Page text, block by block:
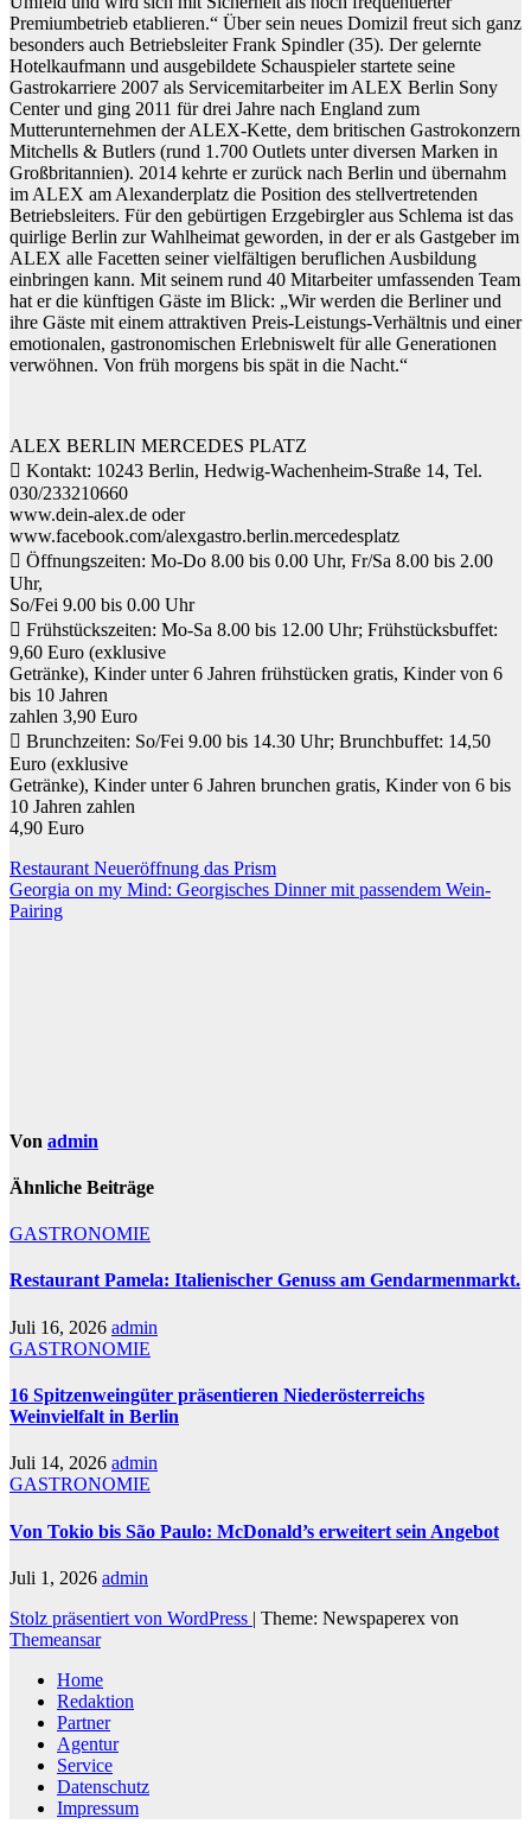
Premiumbetrieb etablieren.“ Über sein neues Domizil freut sich ganz
besonders auch Betriebsleiter Frank Spindler (35). Der gelernte
Hotelkaufmann und ausgebildete Schauspieler startete seine
Gastrokarriere 2007 als Servicemitarbeiter im ALEX Berlin Sony
Center und ging 2011 für drei Jahre nach England zum
Mutterunternehmen der ALEX-Kette, dem britischen Gastrokonzern
Mitchells & Butlers (rund 1.700 Outlets unter diversen Marken in
Großbritannien). 2014 kehrte er zurück nach Berlin und übernahm
im ALEX am Alexanderplatz die Position des stellvertretenden
Betriebsleiters. Für den gebürtigen Erzgebirgler aus Schlema ist das
quirlige Berlin zur Wahlheimat geworden, in der er als Gastgeber im
ALEX alle Facetten seiner vielfältigen beruflichen Ausbildung
einbringen kann. Mit seinem rund 40 Mitarbeiter umfassenden Team
hat er die künftigen Gäste im Blick: „Wir werden die Berliner und
ihre Gäste mit einem attraktiven Preis-Leistungs-Verhältnis und einer
emotionalen, gastronomischen Erlebniswelt für alle Generationen
verwöhnen. Von früh morgens bis spät in die Nacht.“
ALEX BERLIN MERCEDES PLATZ
 Kontakt: 10243 Berlin, Hedwig-Wachenheim-Straße 14, Tel.
030/233210660
www.dein-alex.de oder
www.facebook.com/alexgastro.berlin.mercedesplatz
 Öffnungszeiten: Mo-Do 8.00 bis 0.00 Uhr, Fr/Sa 8.00 bis 2.00
Uhr,
So/Fei 9.00 bis 0.00 Uhr
 Frühstückszeiten: Mo-Sa 8.00 bis 12.00 Uhr; Frühstücksbuffet:
9,60 Euro (exklusive
Getränke), Kinder unter 6 Jahren frühstücken gratis, Kinder von 6
bis 10 Jahren
zahlen 3,90 Euro
 Brunchzeiten: So/Fei 9.00 bis 14.30 Uhr; Brunchbuffet: 14,50
Euro (exklusive
Getränke), Kinder unter 6 Jahren brunchen gratis, Kinder von 6 bis
10 Jahren zahlen
4,90 Euro
Beitragsnavigation
Restaurant Neueröffnung das Prism
Georgia on my Mind: Georgisches Dinner mit passendem Wein-
Pairing
Von admin
Ähnliche Beiträge
GASTRONOMIE
Restaurant Pamela: Italienischer Genuss am Gendarmenmarkt.
Juli 16, 2026 admin
GASTRONOMIE
16 Spitzenweingüter präsentieren Niederösterreichs
Weinvielfalt in Berlin
Juli 14, 2026 admin
GASTRONOMIE
Von Tokio bis São Paulo: McDonald’s erweitert sein Angebot
Juli 1, 2026 admin
Stolz präsentiert von WordPress | Theme: Newspaperex von
Themeansar
Home
Redaktion
Partner
Agentur
Service
Datenschutz
Impressum